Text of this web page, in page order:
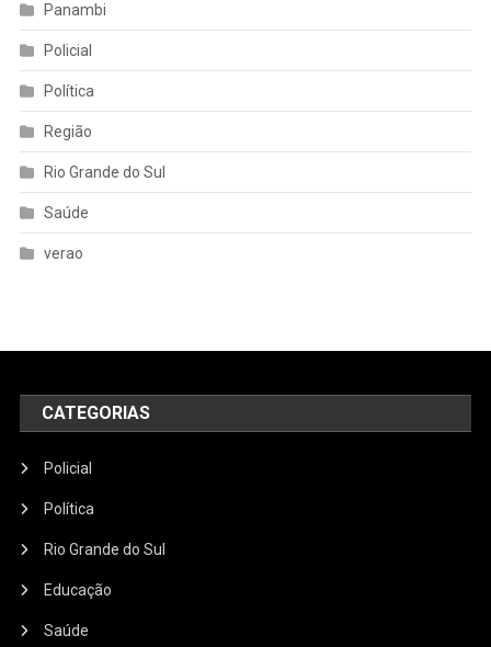
Panambi
Policial
Política
Região
Rio Grande do Sul
Saúde
verao
CATEGORIAS
Policial
Política
Rio Grande do Sul
Educação
Saúde